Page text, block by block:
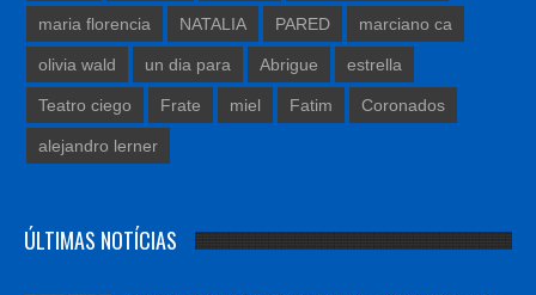
maria florencia NATALIA PARED marciano ca
olivia wald un dia para Abrigue estrella
Teatro ciego Frate miel Fatim Coronados
alejandro lerner
ÚLTIMAS NOTÍCIAS